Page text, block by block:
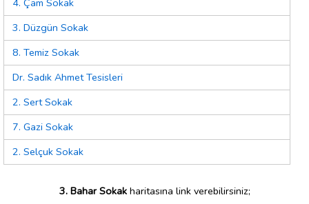
4. Çam Sokak
3. Düzgün Sokak
8. Temiz Sokak
Dr. Sadık Ahmet Tesisleri
2. Sert Sokak
7. Gazi Sokak
2. Selçuk Sokak
3. Bahar Sokakharitasına link verebilirsiniz;